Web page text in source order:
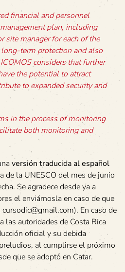
financial and personnel
plan, including
site manager for each of the
term protection and also
considers that further
the potential to attract
to expanded security and
in the process of monitoring
both monitoring and
versión traducida al español
de la UNESCO del mes de junio
Se agradece desde ya a
el enviárnosla en caso de que
En caso de
las autoridades de Costa Rica
oficial y su debida
al cumplirse el próximo
que se adoptó en Catar.